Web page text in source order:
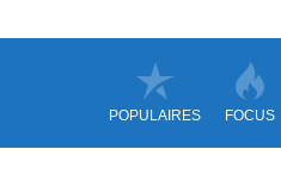
POPULAIRES FOCUS